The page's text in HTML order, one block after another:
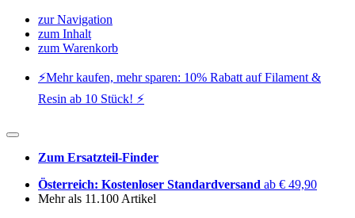
zur Navigation
zum Inhalt
zum Warenkorb
⚡️Mehr kaufen, mehr sparen: 10% Rabatt auf Filament &
Resin ab 10 Stück! ⚡️
Zum Ersatzteil-Finder
Österreich: Kostenloser Standardversand ab € 49,90
Mehr als 11.100 Artikel